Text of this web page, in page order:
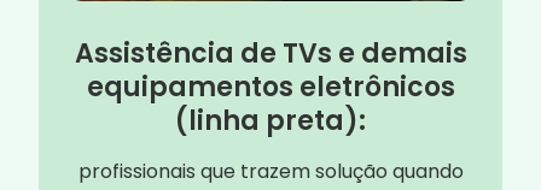
Assistência de TVs e demais
equipamentos eletrônicos
(linha preta):
profissionais que trazem solução quando